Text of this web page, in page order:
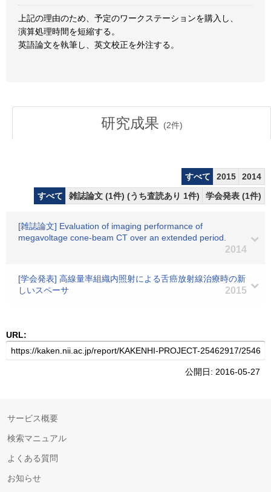
上記の理由のため、予定のワークステーションを購入し、
演算処理時間を短縮する。
英語論文を執筆し、英文校正を外注する。
研究成果 (2件)
すべて 2015
2014
すべて
雑誌論文 (1件) (うち査読あり 1件) 学会発表 (1件)
[雑誌論文] Evaluation of imaging performance of
megavoltage cone-beam CT over an extended period.
2014
[学会発表] 高線量率組織内照射による舌癌放射線治療時の新
しいスペーサ
2015
URL:
公開日: 2016-05-27
サービス概要
検索マニュアル
よくある質問
お知らせ